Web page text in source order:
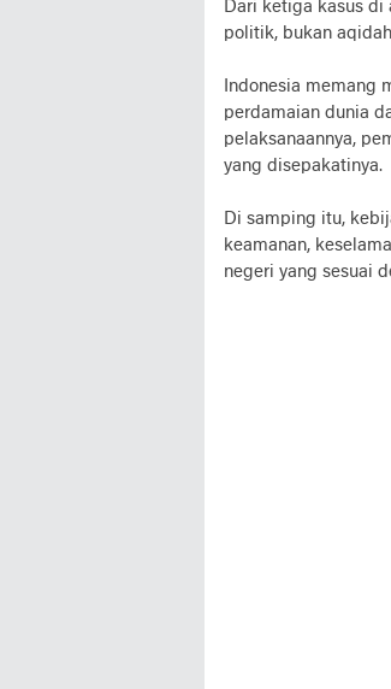
Dari ketiga kasus di
politik, bukan
Indonesia memang
perdamaian dunia
pelaksanaannya,
yang disepakatinya.
Di samping itu,
keamanan,
negeri yang sesuai